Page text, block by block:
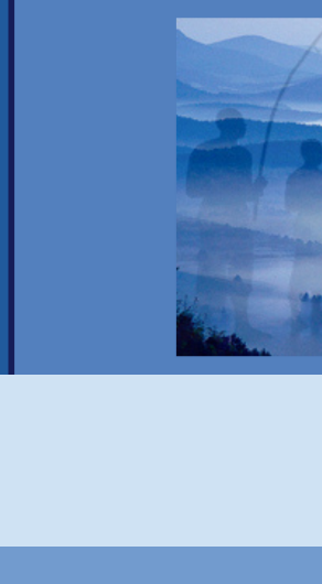
Skip to main content